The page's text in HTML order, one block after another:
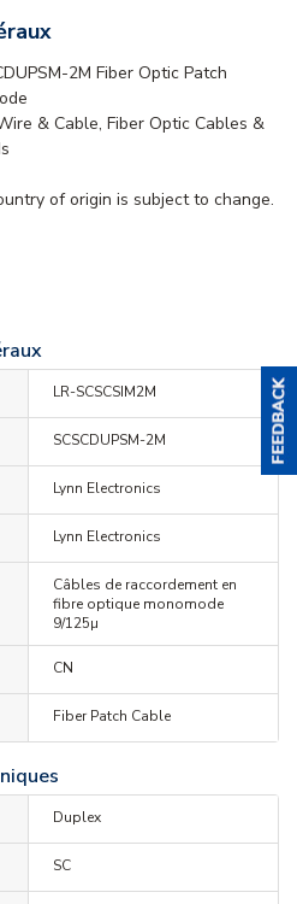
2M Fiber Optic Patch
& Cable, Fiber Optic Cables &
of origin is subject to change.
LR-SCSCSIM2M
SCSCDUPSM-2M
Lynn Electronics
Lynn Electronics
Câbles de raccordement en
fibre optique monomode
9/125µ
CN
Fiber Patch Cable
Duplex
SC